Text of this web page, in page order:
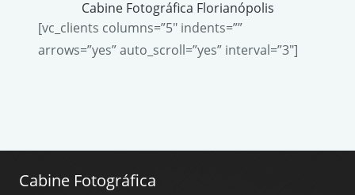
Cabine Fotográfica Florianópolis
[vc_clients columns=”5″ indents=””
arrows=”yes” auto_scroll=”yes” interval=”3″]
Cabine Fotográfica